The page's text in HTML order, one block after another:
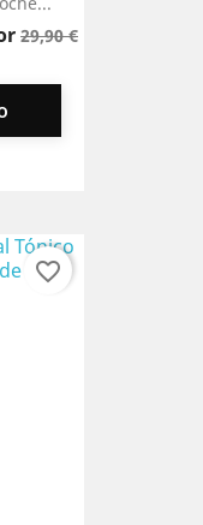
Precio
29,90 €Precio
favorite_border